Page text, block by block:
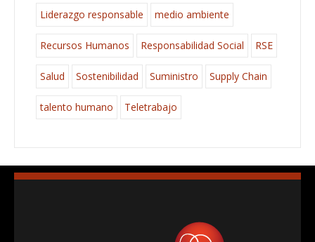
Liderazgo responsable medio ambiente
Recursos Humanos Responsabilidad Social RSE
Salud Sostenibilidad Suministro Supply Chain
talento humano Teletrabajo